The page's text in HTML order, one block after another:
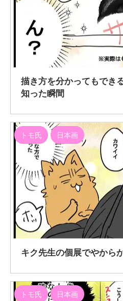
描き方を分かってもでき
知った瞬間
トモ氏 日本画
キク先生の個展でやから
トモ氏 日本画